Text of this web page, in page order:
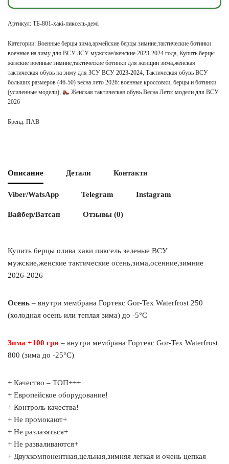
Артикул: ТБ-801-хакі-пиксель-демі
Категории: Военные берцы зима,армейские берцы зимние,тактические ботинки
военные на зиму для ВСУ ЗСУ мужские/женские 2023-2024 года, Купить берцы
женские военные зимние,тактические ботинки для женщин зима,женская
тактическая обувь на зиму для ЗСУ ВСУ 2023-2024, Тактическая обувь ВСУ
больших размеров (46-50) весна лето 2026: военные кроссовки, берцы и ботинки
(усиленные модели),
Женская тактическая обувь Весна Лето: модели для ВСУ
2026
Бренд: ПАВ
Описание Детали Контакти
Viber/WatsApp Telegram Instagram
Вайбер/Ватсап Отзывы (0)
Купить берцы олива хаки пиксель зеленые ВСУ
мужские,женские тактические осень,зима,осенние,зимние
2026-2026
Осень – внутри мембрана Гортекс Gor-Tex Waterfrost 250
(холодная осень или теплая зима) до -5°C
Зима +100 грн – внутри мембрана Гортекс Gor-Tex Waterfrost
800 (зима до -25°C)
+ Качество – ТОП+++
+ Европейское оборудование!
+ Контроль качества!
+ Не промокают+
+ Не разлазяться+
+ Не разваливаются+
+ Двухкомпонентная,цельная,зимняя легкая и очень цепкая